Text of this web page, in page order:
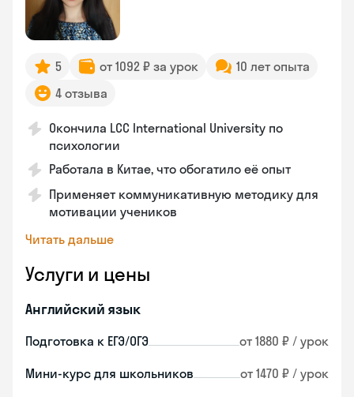
5 от 1092 ₽ за урок
10 лет опыта
4 отзыва
Окончила LCC International University по
психологии
Работала в Китае, что обогатило её опыт
Применяет коммуникативную методику для
мотивации учеников
Читать дальше
Услуги и цены
Английский язык
Подготовка к ЕГЭ/ОГЭ от 1880 ₽ / урок
Мини-курс для школьников от 1470 ₽ / урок